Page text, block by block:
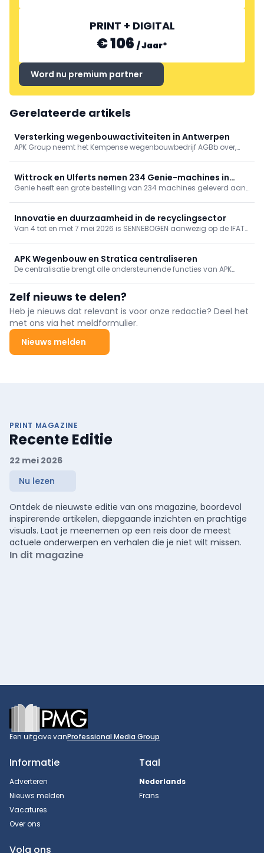
PRINT + DIGITAL
€ 106 /Jaar*
Word nu premium partner
Gerelateerde artikels
Versterking wegenbouwactiviteiten in Antwerpen
APK Group neemt het Kempense wegenbouwbedrijf AGBb over,
15%.
Wittrock en Ulferts nemen 234 Genie-machines in
gebruik, incl. superboom
Genie heeft een grote bestelling van 234 machines geleverd aan
ZX‑135/70 “super boom”. Met deze levering rondt Genie een
grootschalig investeringsproject bij de betrokken bedrijven af.
Innovatie en duurzaamheid in de recyclingsector
Van 4 tot en met 7 mei 2026 is SENNEBOGEN aanwezig op de IFAT
APK Wegenbouw en Stratica centraliseren
De centralisatie brengt alle ondersteunende functies van APK
vanuit dezelfde locatie, wat de interne communicatie versnelt en
de door
Zelf nieuws te delen?
Heb je nieuws dat relevant is voor onze redactie? Deel het
met ons via het meldformulier.
Nieuws melden
PRINT MAGAZINE
Recente Editie
22 mei 2026
Nu lezen
Ontdek de nieuwste editie van ons magazine, boordevol
inspirerende artikelen, diepgaande inzichten en prachtige
visuals. Laat je meenemen op een reis door de meest
actuele onderwerpen en verhalen die je niet wilt missen.
In dit magazine
Footer
Een uitgave vanProfessional Media Group
Informatie
Adverteren
Nieuws melden
Vacatures
Over ons
Taal
Nederlands
Frans
Volg ons